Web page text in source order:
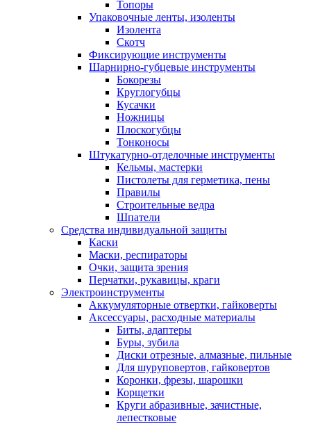
Топоры
Упаковочные ленты, изоленты
Изолента
Скотч
Фиксирующие инструменты
Шарнирно-губцевые инструменты
Бокорезы
Круглогубцы
Кусачки
Ножницы
Плоскогубцы
Тонконосы
Штукатурно-отделочные инструменты
Кельмы, мастерки
Пистолеты для герметика, пены
Правилы
Строительные ведра
Шпатели
Средства индивидуальной защиты
Каски
Маски, респираторы
Очки, защита зрения
Перчатки, рукавицы, краги
Электроинструменты
Аккумуляторные отвертки, гайковерты
Аксессуары, расходные материалы
Биты, адаптеры
Буры, зубила
Диски отрезные, алмазные, пильные
Для шуруповертов, гайковертов
Коронки, фрезы, шарошки
Корщетки
Круги абразивные, зачистные,
лепестковые